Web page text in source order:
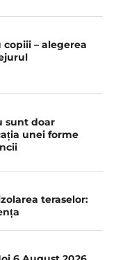
– alegerea
sunt doar
unei forme
teraselor: